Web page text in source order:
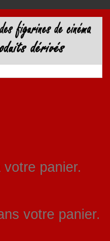
panier.
votre panier.